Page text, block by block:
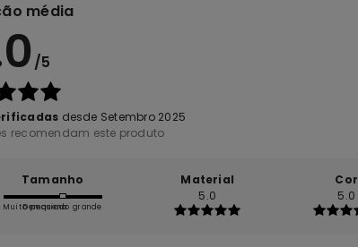
média
/5
desde Setembro 2025
recomendam este produto
Tamanho
Muito pequeno
Demasiado grande
Material
5.0
Cor
5.0